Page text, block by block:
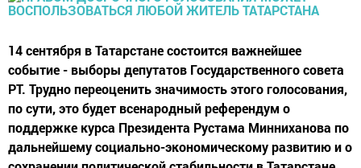
14 сентября в Татарстане состоится важнейшее
событие - выборы депутатов Государственного совета
РТ. Трудно переоценить значимость этого голосования,
по сути, это будет всенародный референдум о
поддержке курса Президента Рустама Минниханова по
дальнейшему социально-экономическому развитию и о